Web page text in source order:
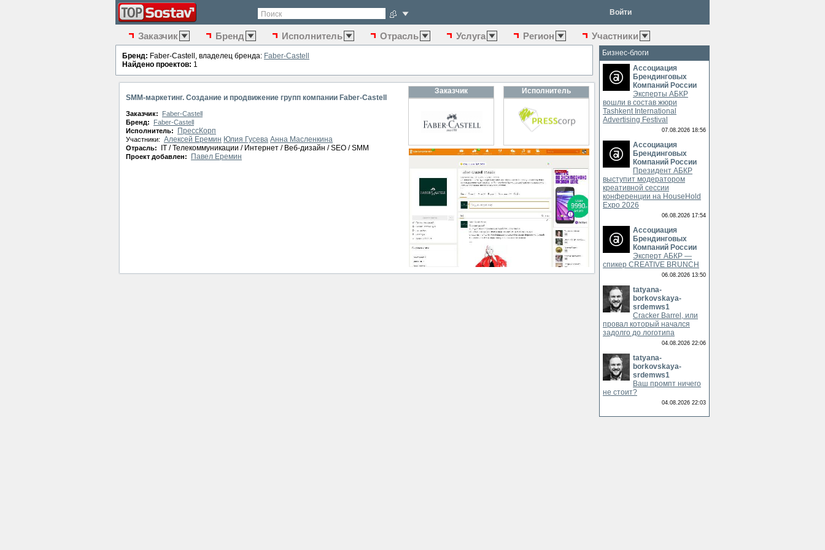
Поиск Войти
Заказчик Бренд Исполнитель Отрасль Услуга Регион Участники
Бренд: Faber-Castell, владелец бренда: Faber-Castell
Найдено проектов: 1
SMM-маркетинг. Создание и продвижение групп компании Faber-Castell
Заказчик:
Faber-Castell
Бренд:
Faber-Castell
Исполнитель:
ПрессКорп
Участники: Алексей Еремин Юлия Гусева Анна Масленкина
Отрасль: IT / Телекоммуникации / Интернет / Веб-дизайн / SEO / SMM
Проект добавлен: Павел Еремин
Заказчик Исполнитель
Бизнес-блоги
Ассоциация
Брендинговых
Компаний России
Эксперты АБКР
вошли в состав жюри
Tashkent International
Advertising Festival
07.08.2026 18:56
Ассоциация
Брендинговых
Компаний России
Президент АБКР
выступит модератором
креативной сессии
конференции на HouseHold
Expo 2026
06.08.2026 17:54
Ассоциация
Брендинговых
Компаний России
Эксперт АБКР —
спикер CREATIVE BRUNCH
06.08.2026 13:50
tatyana-
borkovskaya-
srdemws1
Cracker Barrel, или
провал который начался
задолго до логотипа
04.08.2026 22:06
tatyana-
borkovskaya-
srdemws1
Ваш промпт ничего
не стоит?
04.08.2026 22:03